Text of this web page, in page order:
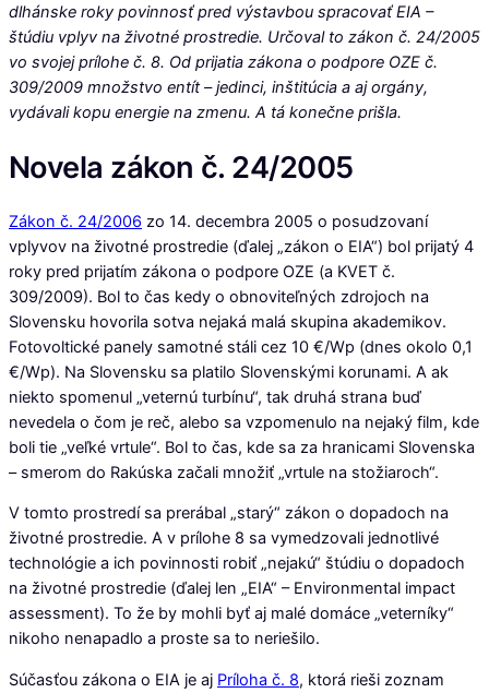
dlhánske roky povinnosť pred výstavbou spracovať EIA –
štúdiu vplyv na životné prostredie. Určoval to zákon č. 24/2005
vo svojej prílohe č. 8. Od prijatia zákona o podpore OZE č.
309/2009 množstvo entít – jedinci, inštitúcia a aj orgány,
vydávali kopu energie na zmenu. A tá konečne prišla.
Novela zákon č. 24/2005
Zákon č. 24/2006 zo 14. decembra 2005 o posudzovaní
vplyvov na životné prostredie (ďalej „zákon o EIA“) bol prijatý 4
roky pred prijatím zákona o podpore OZE (a KVET č.
309/2009). Bol to čas kedy o obnoviteľných zdrojoch na
Slovensku hovorila sotva nejaká malá skupina akademikov.
Fotovoltické panely samotné stáli cez 10 €/Wp (dnes okolo 0,1
€/Wp). Na Slovensku sa platilo Slovenskými korunami. A ak
niekto spomenul „veternú turbínu“, tak druhá strana buď
nevedela o čom je reč, alebo sa vzpomenulo na nejaký film, kde
boli tie „veľké vrtule“. Bol to čas, kde sa za hranicami Slovenska
– smerom do Rakúska začali množiť „vrtule na stožiaroch“.
V tomto prostredí sa prerábal „starý“ zákon o dopadoch na
životné prostredie. A v prílohe 8 sa vymedzovali jednotlivé
technológie a ich povinnosti robiť „nejakú“ štúdiu o dopadoch
na životné prostredie (ďalej len „EIA“ – Environmental impact
assessment). To že by mohli byť aj malé domáce „veterníky“
nikoho nenapadlo a proste sa to neriešilo.
Súčasťou zákona o EIA je aj Príloha č. 8, ktorá rieši zoznam